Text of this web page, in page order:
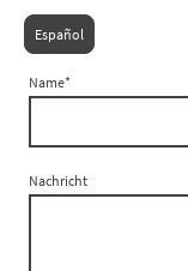
Español
Name*
Nachricht